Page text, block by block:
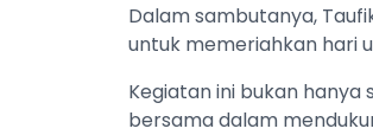
Dalam sambutanya,
untuk memeriahkan hari
Kegiatan ini bukan
bersama dalam